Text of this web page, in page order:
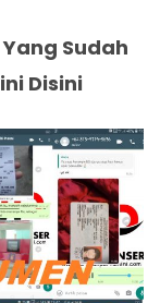
Sudah
Disini